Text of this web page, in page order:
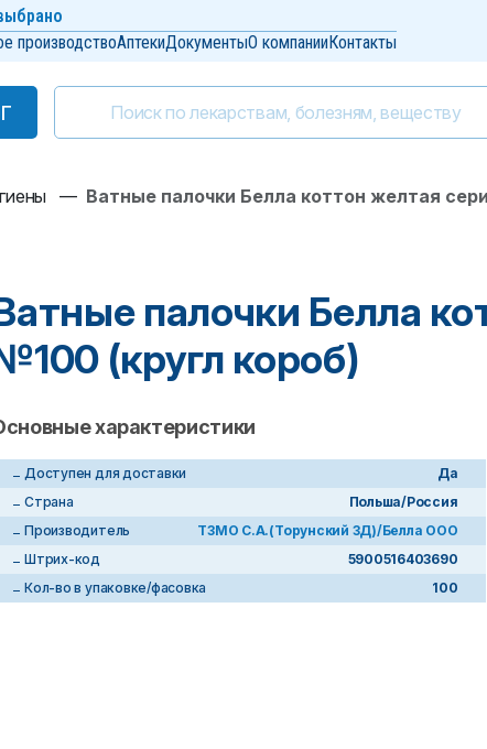
производствоАптекиДокументыО компанииКонтакты
— Ватные палочки Белла коттон желтая
палочки Белла
(кругл короб)
характеристики
Доступен для доставки
Да
Страна
Польша/Россия
Производитель
ТЗМО С.А.(Торунский ЗД)/Белла ООО
Штрих-код
5900516403690
Кол-во в упаковке/фасовка
100